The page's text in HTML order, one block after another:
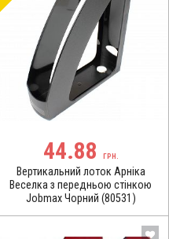
44.88 ГРН.
Вертикальний лоток Арніка
Веселка з передньою стінкою
Jobmax Чорний (80531)